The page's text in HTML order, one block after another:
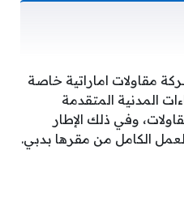
مقاولات اماراتية خاصة
المدنية المتقدمة
وفي ذلك الإطار
الكامل من مقرها بدبي.